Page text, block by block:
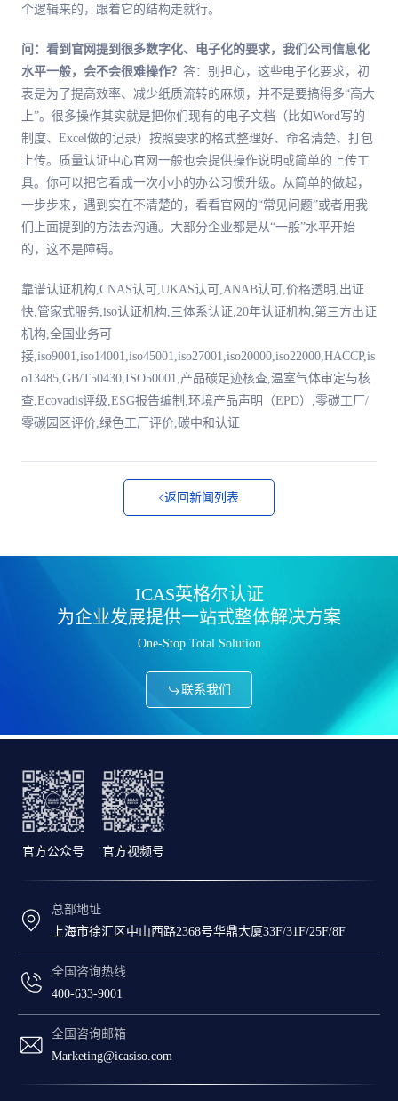
个逻辑来的，跟着它的结构走就行。
问：看到官网提到很多数字化、电子化的要求，我们公司信息化
水平一般，会不会很难操作？ 答：别担心，这些电子化要求，初
衷是为了提高效率、减少纸质流转的麻烦，并不是要搞得多“高大
上”。很多操作其实就是把你们现有的电子文档（比如Word写的
制度、Excel做的记录）按照要求的格式整理好、命名清楚、打包
上传。质量认证中心官网一般也会提供操作说明或简单的上传工
具。你可以把它看成一次小小的办公习惯升级。从简单的做起，
一步步来，遇到实在不清楚的，看看官网的“常见问题”或者用我
们上面提到的方法去沟通。大部分企业都是从“一般”水平开始
的，这不是障碍。
靠谱认证机构,CNAS认可,UKAS认可,ANAB认可,价格透明,出证
快,管家式服务,iso认证机构,三体系认证,20年认证机构,第三方出证
机构,全国业务可
接,iso9001,iso14001,iso45001,iso27001,iso20000,iso22000,HACCP,is
o13485,GB/T50430,ISO50001,产品碳足迹核查,温室气体审定与核
查,Ecovadis评级,ESG报告编制,环境产品声明（EPD）,零碳工厂/
零碳园区评价,绿色工厂评价,碳中和认证
返回新闻列表
ICAS英格尔认证
为企业发展提供一站式整体解决方案
One-Stop Total Solution
联系我们
官方公众号 官方视频号
总部地址
上海市徐汇区中山西路2368号华鼎大厦33F/31F/25F/8F
全国咨询热线
400-633-9001
全国咨询邮箱
Marketing@icasiso.com